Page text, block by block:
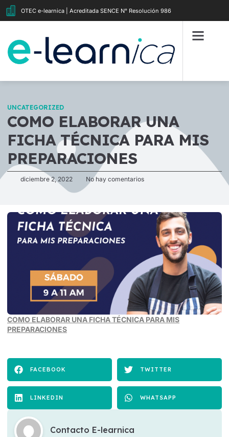
OTEC e-learnica | Acreditada SENCE N° Resolución 986
UNCATEGORIZED
COMO ELABORAR UNA
FICHA TÉCNICA PARA MIS
PREPARACIONES
diciembre 2, 2022 No hay comentarios
COMO ELABORAR UNA FICHA TÉCNICA PARA MIS
PREPARACIONES
FACEBOOK TWITTER
LINKEDIN WHATSAPP
Contacto E-learnica